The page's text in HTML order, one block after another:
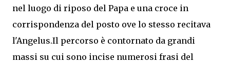
nel luogo di riposo del Papa e una croce in
corrispondenza del posto ove lo stesso recitava
l'Angelus.Il percorso è contornato da grandi
massi su cui sono incise numerosi frasi del